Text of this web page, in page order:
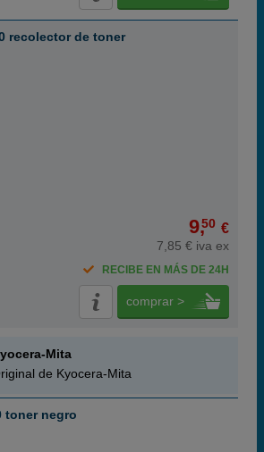
recolector de toner
9,50 €
7,85 € iva ex
RECIBE EN MÁS DE 24H
comprar >
Mita
de Kyocera-Mita
toner negro